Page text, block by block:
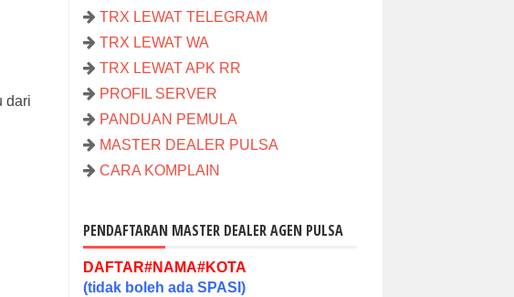
dari
TRX LEWAT TELEGRAM
TRX LEWAT WA
TRX LEWAT APK RR
PROFIL SERVER
PANDUAN PEMULA
MASTER DEALER PULSA
CARA KOMPLAIN
PENDAFTARAN MASTER DEALER AGEN PULSA
DAFTAR#NAMA#KOTA
(tidak boleh ada SPASI )